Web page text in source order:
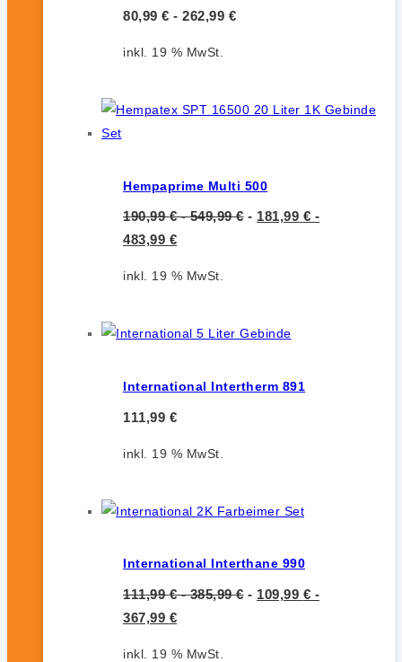
80,99 € - 262,99 €
inkl. 19 % MwSt.
Hempaprime Multi 500
190,99€-549,99€- 181,99 € -
483,99 €
inkl. 19 % MwSt.
International Intertherm 891
111,99 €
inkl. 19 % MwSt.
International Interthane 990
111,99€-385,99€- 109,99 € -
367,99 €
inkl. 19 % MwSt.